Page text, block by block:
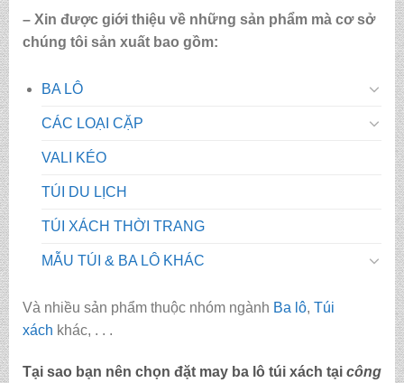
– Xin được giới thiệu về những sản phẩm mà cơ sở
chúng tôi sản xuất bao gồm:
BA LÔ
CÁC LOẠI CẶP
VALI KÉO
TÚI DU LỊCH
TÚI XÁCH THỜI TRANG
MẪU TÚI & BA LÔ KHÁC
Và nhiều sản phẩm thuộc nhóm ngành Ba lô, Túi
xách khác, . . .
Tại sao bạn nên chọn đặt may ba lô túi xách tại công